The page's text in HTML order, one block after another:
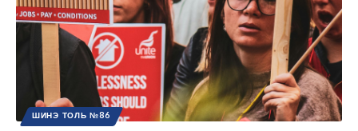
ШИНЭ ТОЛЬ №86